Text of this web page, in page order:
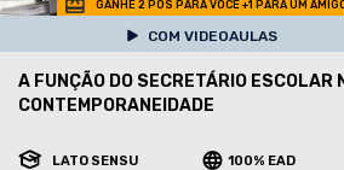
GANHE 2 POS PARA VOCE +1 PARA UM
COM VIDEOAULAS
A FUNÇÃO DO SECRETÁRIO ESCOLAR
CONTEMPORANEIDADE
LATO SENSU 100% EAD